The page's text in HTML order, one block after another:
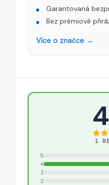
Garantovaná
Bez prémiové
Více o značce →
1
5
4
3
2